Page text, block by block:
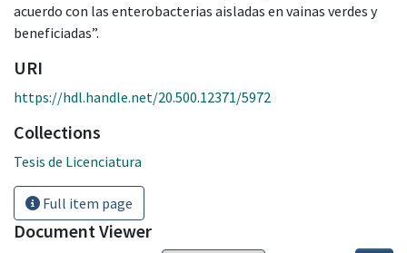
acuerdo con las enterobacterias aisladas en vainas verdes y
beneficiadas”.
URI
https://hdl.handle.net/20.500.12371/5972
Collections
Tesis de Licenciatura
Full item page
Document Viewer